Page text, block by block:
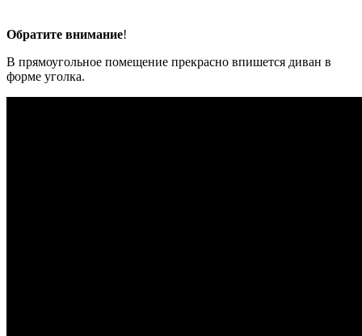
Обратите внимание!
В прямоугольное помещение прекрасно впишется диван в
форме уголка.